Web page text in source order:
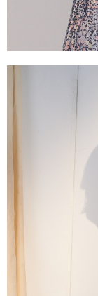
請求用戶進行身份認
５．嚴禁一人註冊多
恩沛科技股份有限公